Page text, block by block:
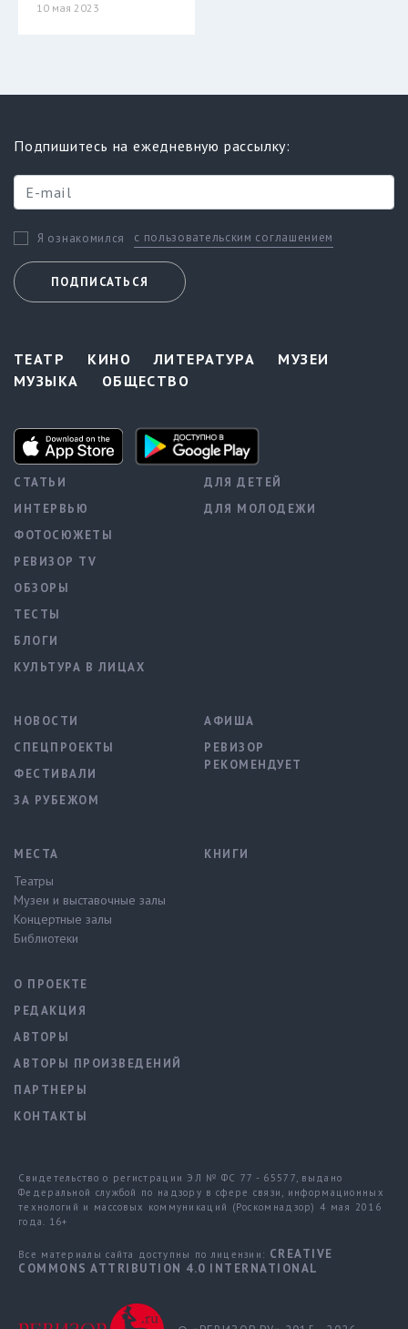
10 мая 2023
Подпишитесь на ежедневную рассылку:
Я ознакомился с пользовательским соглашением
ПОДПИСАТЬСЯ
ТЕАТР КИНО ЛИТЕРАТУРА
МУЗЕИ
МУЗЫКА
ОБЩЕСТВО
СТАТЬИ
ИНТЕРВЬЮ
ФОТОСЮЖЕТЫ
РЕВИЗОР TV
ОБЗОРЫ
ТЕСТЫ
БЛОГИ
КУЛЬТУРА В ЛИЦАХ
ДЛЯ ДЕТЕЙ
ДЛЯ МОЛОДЕЖИ
НОВОСТИ
СПЕЦПРОЕКТЫ
ФЕСТИВАЛИ
ЗА РУБЕЖОМ
АФИША
РЕВИЗОР
РЕКОМЕНДУЕТ
МЕСТА
Театры
Музеи и выставочные залы
Концертные залы
Библиотеки
КНИГИ
О ПРОЕКТЕ
РЕДАКЦИЯ
АВТОРЫ
АВТОРЫ ПРОИЗВЕДЕНИЙ
ПАРТНЕРЫ
КОНТАКТЫ
Свидетельство о регистрации ЭЛ № ФС 77 - 65577, выдано
Федеральной службой по надзору в сфере связи, информационных
технологий и массовых коммуникаций (Роскомнадзор) 4 мая 2016
года. 16+
Все материалы сайта доступны по лицензии: CREATIVE
COMMONS ATTRIBUTION 4.0 INTERNATIONAL